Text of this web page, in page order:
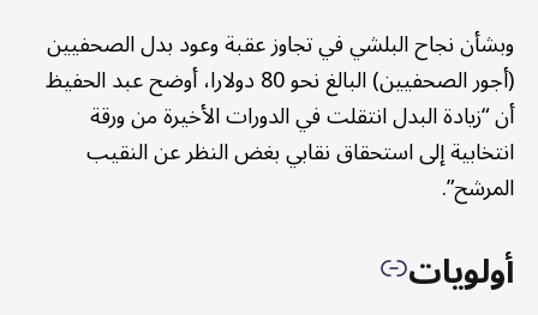
وبشأن نجاح البلشي في تجاوز عقبة وعود بدل الصحفيين
(أجور الصحفيين) البالغ نحو 80 دولارا، أوضح عبد الحفيظ
أن “زيادة البدل انتقلت في الدورات الأخيرة من ورقة
انتخابية إلى استحقاق نقابي بغض النظر عن النقيب
المرشح”.
أولويات